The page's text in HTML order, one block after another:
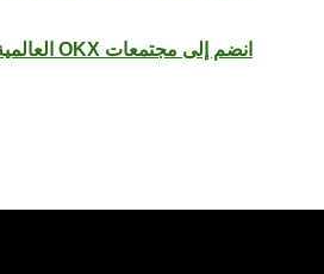
انضم إلى مجتمعات OKX العالمية الأخرى >>>